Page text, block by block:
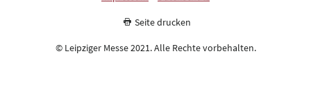
Seite drucken
© Leipziger Messe 2021. Alle Rechte vorbehalten.